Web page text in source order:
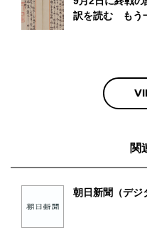
訳を読む もう
関
朝日新聞（デジ